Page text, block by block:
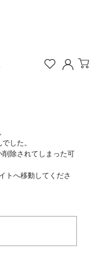
した。
除されてしまった可
トへ移動してくださ